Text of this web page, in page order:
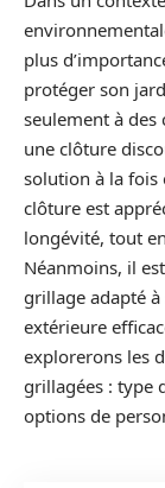
plus
protéger son
seulement à des
une clôture
solution à la fois
clôture est
longévité, tout
Néanmoins, il
grillage adapté
extérieure
explorerons les
grillagées : type
options de